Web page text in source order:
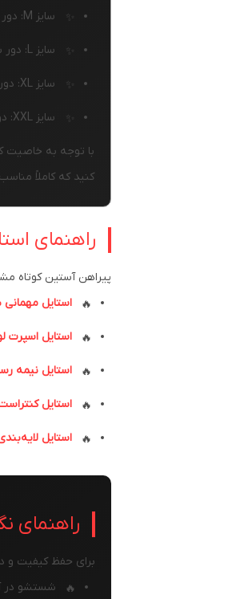
سایز M: دور سینه ۱۰۰-۱۰۴ سانتی‌متر، قد پیراهن ۷۲-۷۴ سانتی‌متر
سایز L: دور سینه ۱۰۴-۱۰۸ سانتی‌متر، قد پیراهن ۷۴-۷۶ سانتی‌متر
سایز XL: دور سینه ۱۰۸-۱۱۲ سانتی‌متر، قد پیراهن ۷۶-۷۸ سانتی‌متر
سایز XXL: دور سینه ۱۱۲-۱۱۶ سانتی‌متر، قد پیراهن ۷۸-۸۰ سانتی‌متر
با توجه به خاصیت
کنید که کاملاً
راهنمای
پیراهن آستین کوتاه
استایل مهمانی
استایل اسپرت
استایل نیمه
استایل
استایل
راهنمای
برای حفظ کیفیت و
شستشو در آب سرد